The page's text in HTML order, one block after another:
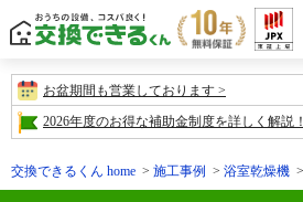
お盆期間も営業しております
2026年度のお得な補助金制度を詳しく解説！
交換できるくん home 施工事例 浴室乾燥機